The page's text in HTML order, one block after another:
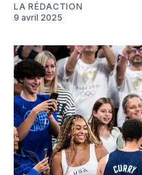
LA RÉDACTION
9 avril 2025